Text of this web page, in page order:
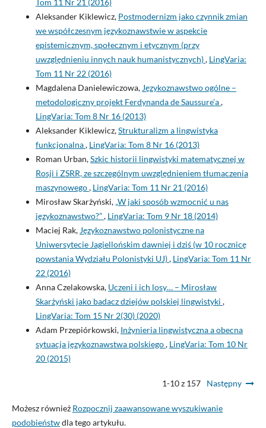
Tom 11 Nr 21 (2016)
Aleksander Kiklewicz, Postmodernizm jako czynnik zmian
we współczesnym językoznawstwie w aspekcie
epistemicznym, społecznym i etycznym (przy
uwzględnieniu innych nauk humanistycznych), LingVaria:
Tom 11 Nr 22 (2016)
Magdalena Danielewiczowa, Językoznawstwo ogólne –
metodologiczny projekt Ferdynanda de Saussure’a,
LingVaria: Tom 8 Nr 16 (2013)
Aleksander Kiklewicz,Strukturalizm a lingwistyka
funkcjonalna, LingVaria: Tom 8 Nr 16 (2013)
Roman Urban,Szkic historii lingwistyki matematycznej w
Rosji i ZSRR, ze szczególnym uwzględnieniem tłumaczenia
maszynowego, LingVaria: Tom 11 Nr 21 (2016)
Mirosław Skarżyński, „W jaki sposób wzmocnić u nas
językoznawstwo?”, LingVaria: Tom 9 Nr 18 (2014)
Maciej Rak, Językoznawstwo polonistyczne na
Uniwersytecie Jagiellońskim dawniej i dziś (w 10 rocznicę
powstania Wydziału Polonistyki UJ), LingVaria: Tom 11 Nr
22 (2016)
Anna Czelakowska, Uczeni i ich losy… – Mirosław
Skarżyński jako badacz dziejów polskiej lingwistyki ,
LingVaria: Tom 15 Nr 2(30) (2020)
Adam Przepiórkowski, Inżynieria lingwistyczna a obecna
sytuacja językoznawstwa polskiego, LingVaria: Tom 10 Nr
20 (2015)
1-10 z 157 Następny
Możesz również Rozpocznij zaawansowane wyszukiwanie
podobieństwdla tego artykułu.